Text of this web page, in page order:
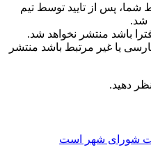
پس از تایید توسط تیم
شد.
باشد منتشر نخواهد شد.
یا غیر مرتبط باشد منتشر
نظر دهید.